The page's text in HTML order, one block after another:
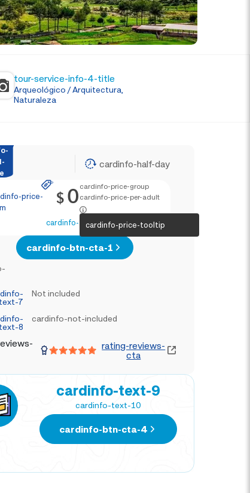
tour-service-info-4-title
Arqueológico / Arquitectura,
Naturaleza
cardinfo-half-day
price-
$0 cardinfo-price-group
cardinfo-price-per-adult
cardinfo-price-tooltip
cardinfo-text-4
cardinfo-btn-cta-1
text-7
Not included
text-8
cardinfo-not-included
rating-reviews-
cta
cardinfo-text-9
cardinfo-text-10
cardinfo-btn-cta-4